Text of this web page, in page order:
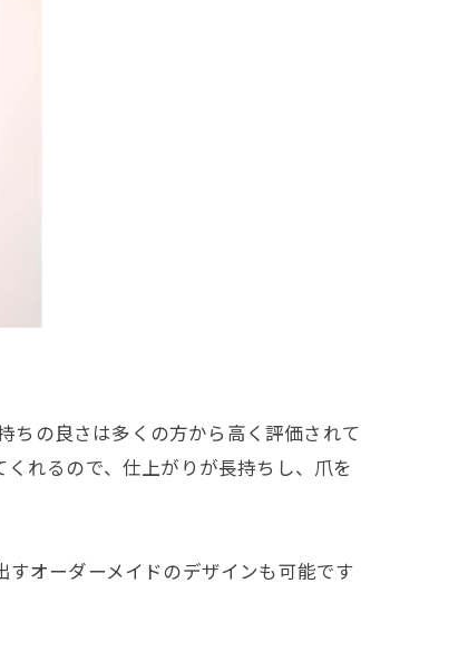
ちの良さは多くの方から高く評価されて
れるので、仕上がりが長持ちし、爪を
オーダーメイドのデザインも可能です